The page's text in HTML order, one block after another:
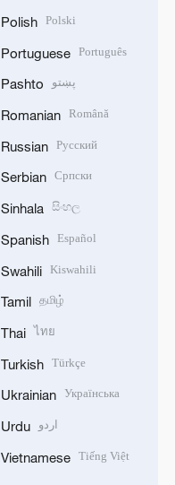
Polish Polski
Portuguese Português
Pashto پښتو
Romanian Română
Russian Русский
Serbian Српски
Sinhala සිංහල
Spanish Español
Swahili Kiswahili
Tamil தமிழ்
Thai ไทย
Turkish Türkçe
Ukrainian Українська
Urdu اردو
Vietnamese Tiếng Việt